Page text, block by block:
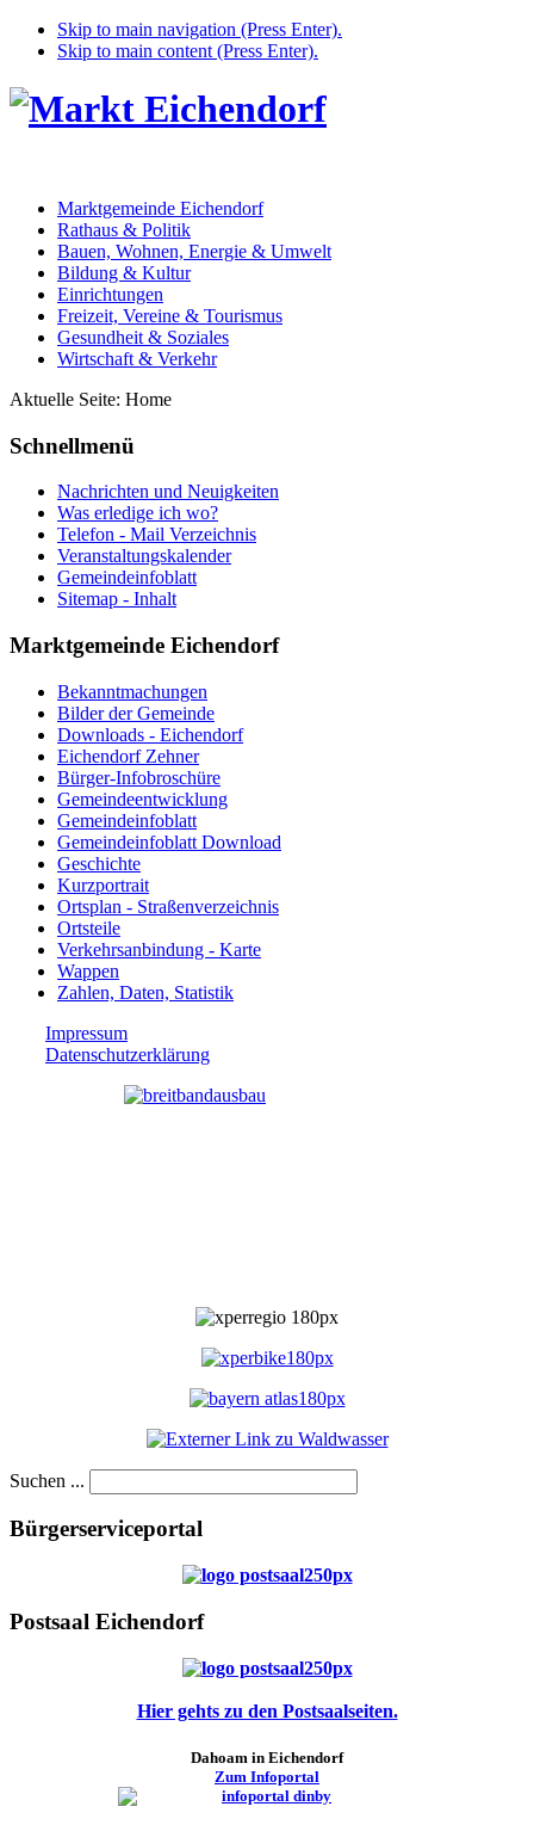
Skip to main navigation (Press Enter).
Skip to main content (Press Enter).
Marktgemeinde Eichendorf
Rathaus & Politik
Bauen, Wohnen, Energie & Umwelt
Bildung & Kultur
Einrichtungen
Freizeit, Vereine & Tourismus
Gesundheit & Soziales
Wirtschaft & Verkehr
Aktuelle Seite: Home
Schnellmenü
Nachrichten und Neuigkeiten
Was erledige ich wo?
Telefon - Mail Verzeichnis
Veranstaltungskalender
Gemeindeinfoblatt
Sitemap - Inhalt
Marktgemeinde Eichendorf
Bekanntmachungen
Bilder der Gemeinde
Downloads - Eichendorf
Eichendorf Zehner
Bürger-Infobroschüre
Gemeindeentwicklung
Gemeindeinfoblatt
Gemeindeinfoblatt Download
Geschichte
Kurzportrait
Ortsplan - Straßenverzeichnis
Ortsteile
Verkehrsanbindung - Karte
Wappen
Zahlen, Daten, Statistik
Impressum
Datenschutzerklärung
Suchen ...
Bürgerserviceportal
Postsaal Eichendorf
Hier gehts zu den Postsaalseiten.
Dahoam in Eichendorf
Zum Infoportal